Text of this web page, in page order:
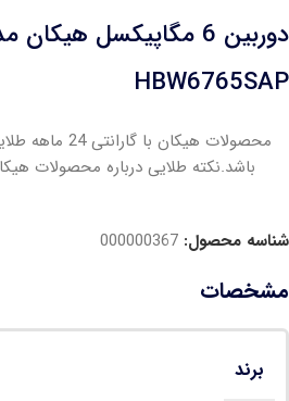
HBW6765SAP
محصولات هیکان
باشد.نکته طلایی درباره محصولات
شناسه محصول: 000000367
مشخصات
برند